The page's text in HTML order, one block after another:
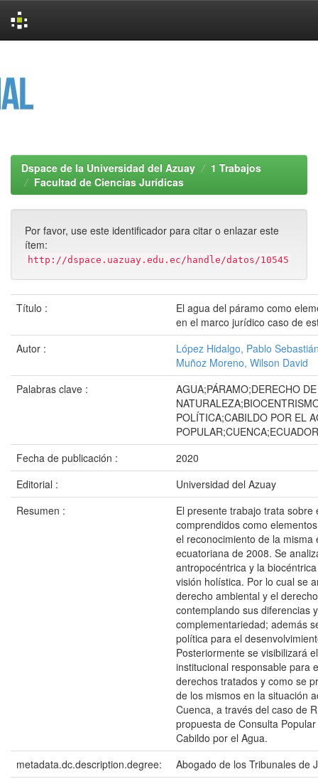
Dspace de la Universidad del Azuay
1 Trabajos
Facultad de Ciencias Jurídicas
Por favor, use este identificador para citar o enlazar este
ítem:
http://dspace.uazuay.edu.ec/handle/datos/10545
Título :
El agua del páramo como
en el marco jurídico caso de
Autor :
López Hidalgo, Pablo
Muñoz Moreno, Wilson David
Palabras clave :
AGUA;PÁRAMO;DERECHO
POLÍTICA;CABILDO POR EL
POPULAR;CUENCA;ECUADOR
Fecha de publicación :
2020
Editorial :
Universidad del Azuay
Resumen :
El presente trabajo trata sobre
comprendidos como
el reconocimiento de la misma
ecuatoriana de 2008. Se
antropocéntrica y la
visión holística. Por lo cual se
derecho ambiental y el
contemplando sus diferencias
complementariedad; además
política para el
Posteriormente se visibilizará
institucional responsable para
derechos tratados y como se
de los mismos en la situación
Cuenca, a través del caso de
propuesta de Consulta
Cabildo por el Agua.
metadata.dc.description.degree:
Abogado de los Tribunales de